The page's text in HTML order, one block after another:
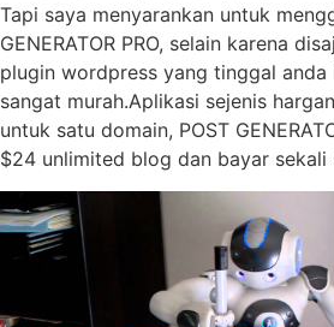
Tapi saya menyarankan untuk
GENERATOR PRO, selain karena
plugin wordpress yang tinggal
sangat murah.Aplikasi sejenis
untuk satu domain, POST
$24 unlimited blog dan bayar sekali